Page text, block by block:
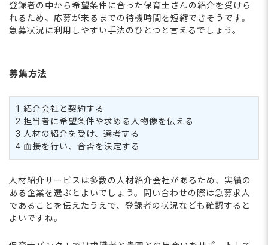
登録者の中から希望条件に合った保育士さんの紹介を受けら
れるため、応募が来るまでの待機時間を短縮できそうです。
急募状況に利用しやすい手法のひとつと言えるでしょう。
募集方法
1.紹介会社と契約する
2.担当者に希望条件や求める人物像を伝える
3.人材の紹介を受け、選考する
4.面接を行い、合否を決定する
人材紹介サービスは多数の人材紹介会社があるため、実績の
ある企業を選ぶとよいでしょう。問い合わせの際は急募求人
であることを伝えたうえで、登録者の状況なども確認すると
よいですね。